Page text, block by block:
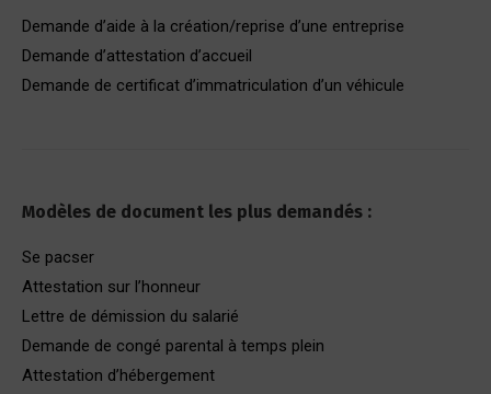
Demande d’aide à la création/reprise d’une entreprise
Demande d’attestation d’accueil
Demande de certificat d’immatriculation d’un véhicule
Modèles de document les plus demandés :
Se pacser
Attestation sur l’honneur
Lettre de démission du salarié
Demande de congé parental à temps plein
Attestation d’hébergement